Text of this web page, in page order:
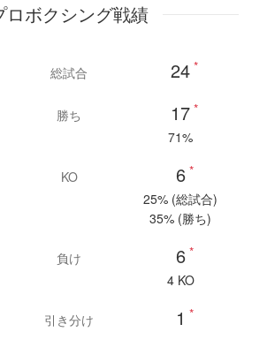
ロボクシング戦績
総試合 24 *
勝ち 17 *
71%
KO 6 *
25% (総試合)
35% (勝ち)
負け 6 *
4 KO
引き分け 1 *